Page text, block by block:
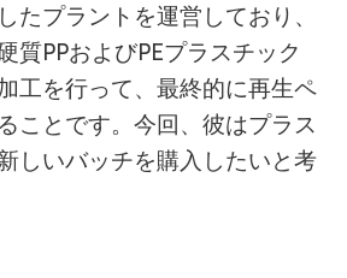
たプラントを運営しており、
質PPおよびPEプラスチック
工を行って、最終的に再生ペ
ことです。今回、彼はプラス
しいバッチを購入したいと考